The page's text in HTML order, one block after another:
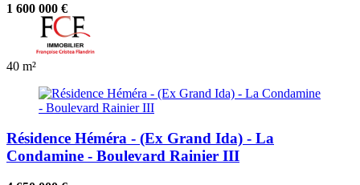
1 600 000 €
40 m²
Résidence Héméra - (Ex Grand Ida) - La
Condamine - Boulevard Rainier III